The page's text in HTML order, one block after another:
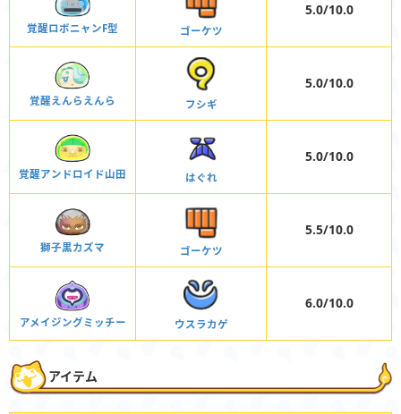
覚醒ロボニャンF型 ゴーケツ
5.0/10.0
覚醒えんらえんら フシギ
5.0/10.0
覚醒アンドロイド山田 はぐれ
5.0/10.0
獅子黒カズマ ゴーケツ
5.5/10.0
アメイジングミッチー ウスラカゲ
6.0/10.0
アイテム